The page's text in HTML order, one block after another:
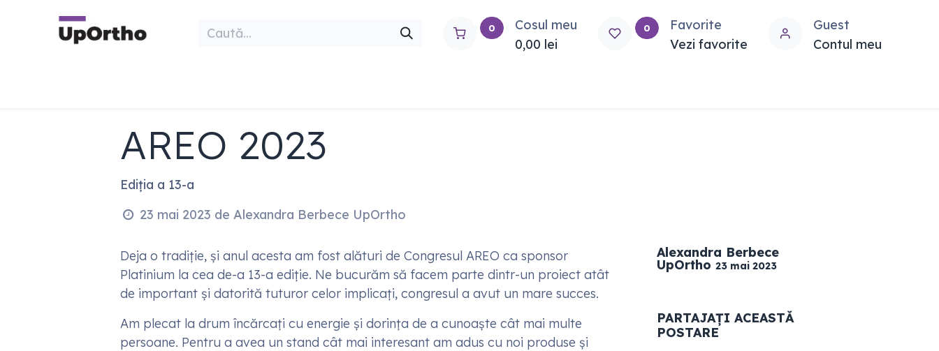
0
Cosul meu
0,00 lei
0
Favorite
Vezi favorite
Guest
Contul meu
AREO 2023
Ediția a 13-a
23 mai 2023 deAlexandra Berbece UpOrtho
Deja o tradiție, și anul acesta am fost alături de Congresul AREO ca sponsor
Platinium la cea de-a 13-a ediție. Ne bucurăm să facem parte dintr-un proiect atât
de important și datorită tuturor celor implicați, congresul a avut un mare succes.
Am plecat la drum încărcați cu energie și dorința de a cunoaște cât mai multe
persoane. Pentru a avea un stand cât mai interesant am adus cu noi produse și
Alexandra Berbece
UpOrtho 23 mai 2023
PARTAJAȚI ACEASTĂ
POSTARE